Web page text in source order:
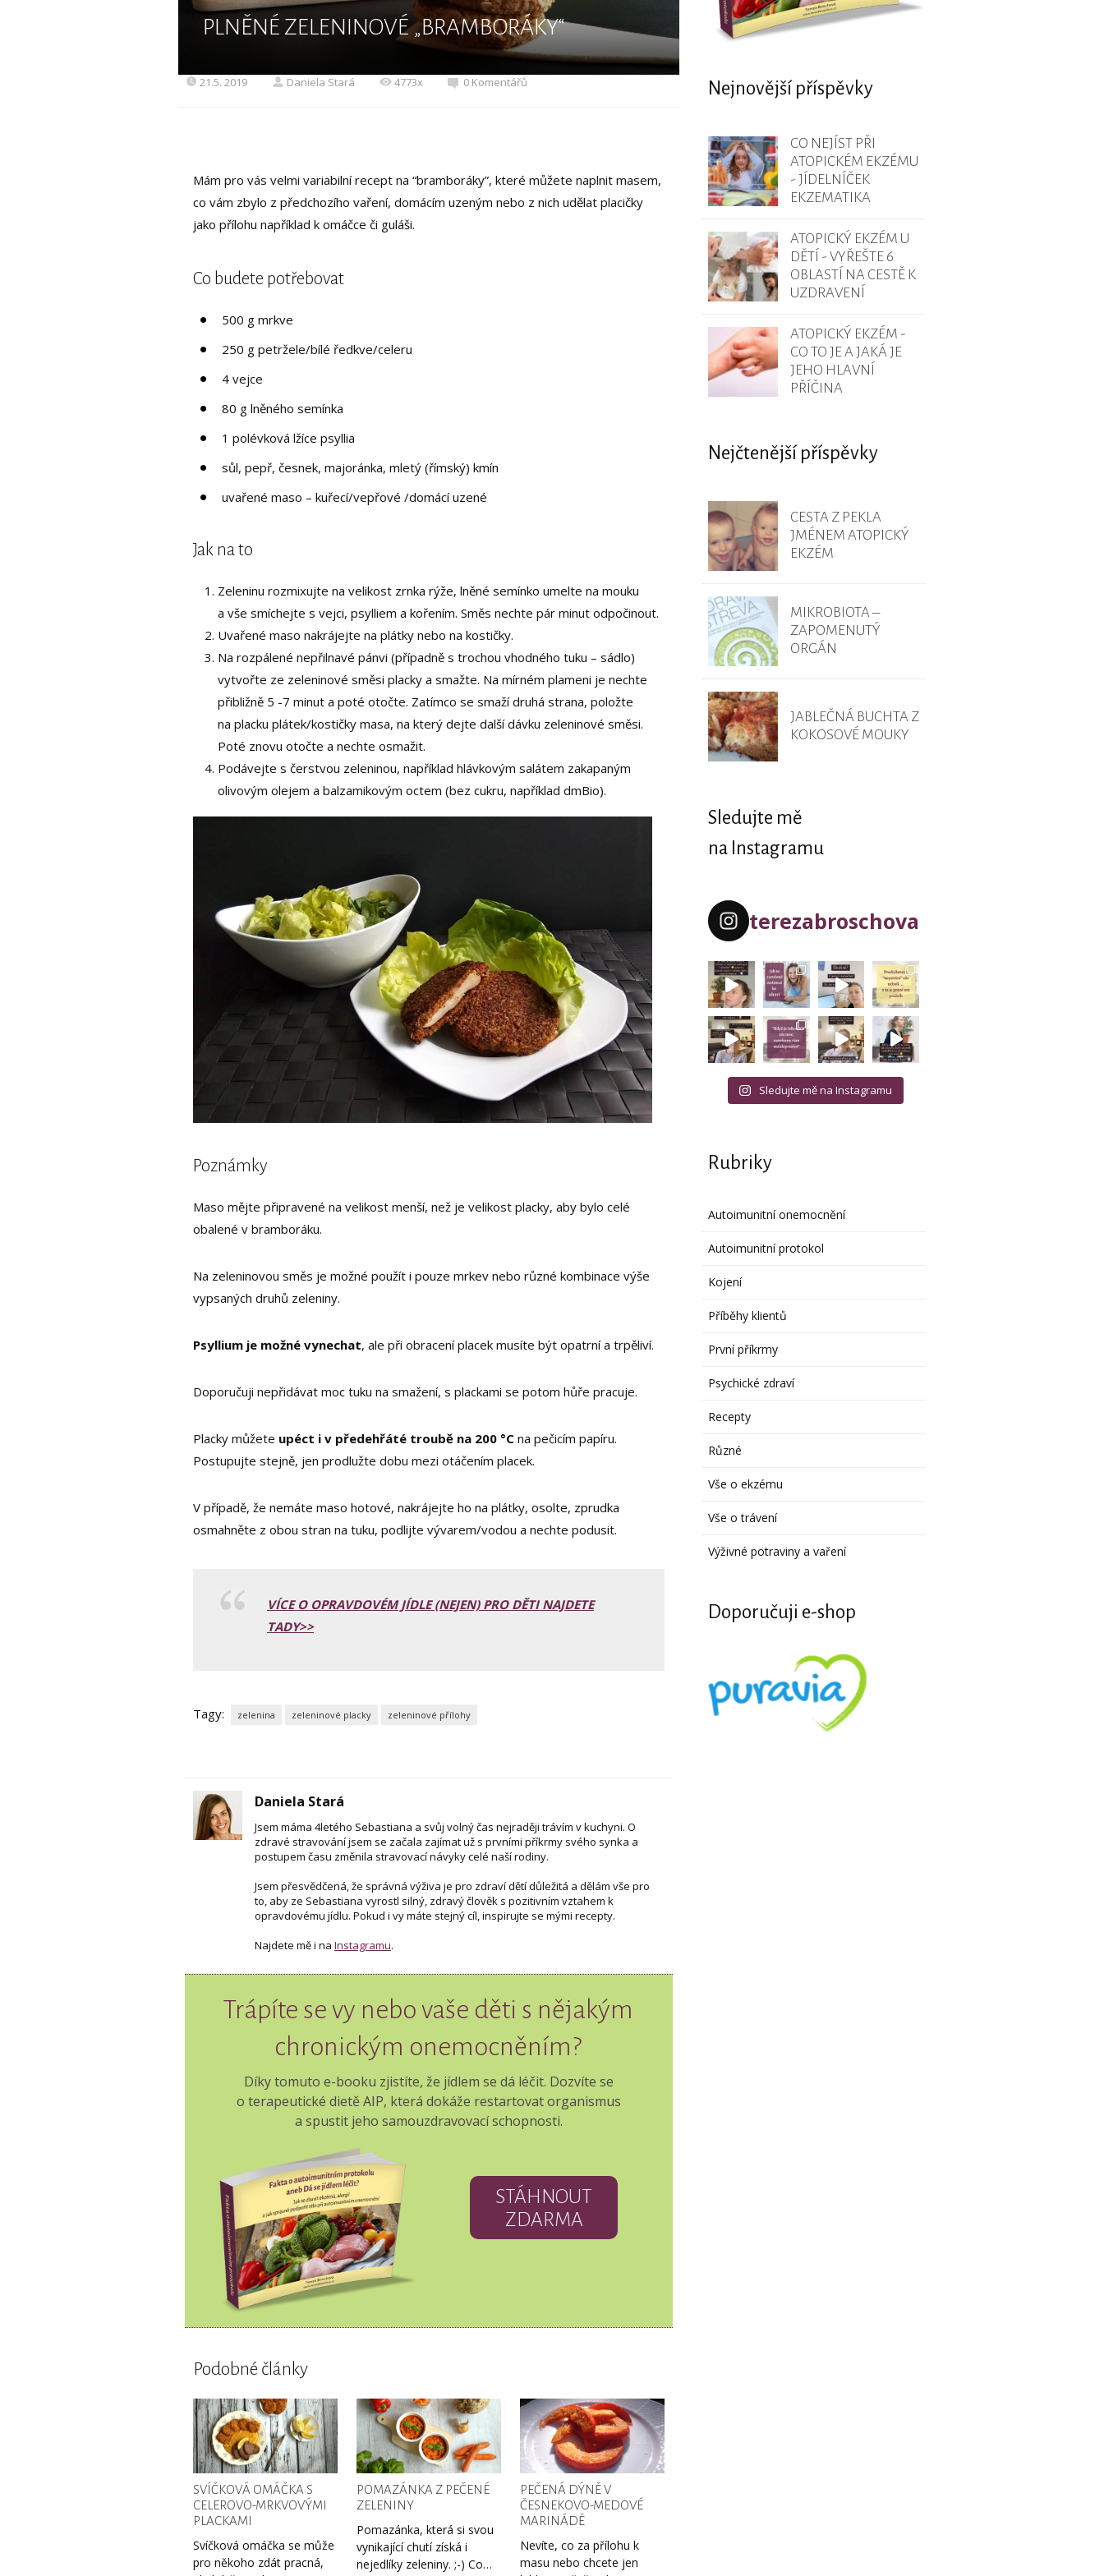
PLNĚNÉ ZELENINOVÉ „BRAMBORÁKY“
21.5. 2019 Daniela Stará 4773x 0 Komentářů
Mám pro vás velmi variabilní recept na “bramboráky”, které můžete naplnit masem,
co vám zbylo z předchozího vaření, domácím uzeným nebo z nich udělat placičky
jako přílohu například k omáčce či guláši.
Co budete potřebovat
500 g mrkve
250 g petržele/bílé ředkve/celeru
4 vejce
80 g lněného semínka
1 polévková lžíce psyllia
sůl, pepř, česnek, majoránka, mletý (římský) kmín
uvařené maso – kuřecí/vepřové /domácí uzené
Jak na to
Zeleninu rozmixujte na velikost zrnka rýže, lněné semínko umelte na mouku
a vše smíchejte s vejci, psylliem a kořením. Směs nechte pár minut odpočinout.
Uvařené maso nakrájejte na plátky nebo na kostičky.
Na rozpálené nepřilnavé pánvi (případně s trochou vhodného tuku – sádlo)
vytvořte ze zeleninové směsi placky a smažte. Na mírném plameni je nechte
přibližně 5 -7 minut a poté otočte. Zatímco se smaží druhá strana, položte
na placku plátek/kostičky masa, na který dejte další dávku zeleninové směsi.
Poté znovu otočte a nechte osmažit.
Podávejte s čerstvou zeleninou, například hlávkovým salátem zakapaným
olivovým olejem a balzamikovým octem (bez cukru, například dmBio).
Poznámky
Maso mějte připravené na velikost menší, než je velikost placky, aby bylo celé
obalené v bramboráku.
Na zeleninovou směs je možné použít i pouze mrkev nebo různé kombinace výše
vypsaných druhů zeleniny.
Psyllium je možné vynechat, ale při obracení placek musíte být opatrní a trpěliví.
Doporučuji nepřidávat moc tuku na smažení, s plackami se potom hůře pracuje.
Placky můžete upéct i v předehřáté troubě na 200 °C na pečicím papíru.
Postupujte stejně, jen prodlužte dobu mezi otáčením placek.
V případě, že nemáte maso hotové, nakrájejte ho na plátky, osolte, zprudka
osmahněte z obou stran na tuku, podlijte vývarem/vodou a nechte podusit.
VÍCE O OPRAVDOVÉM JÍDLE (NEJEN) PRO DĚTI NAJDETE
TADY>>
Tagy: zelenina zeleninové placky zeleninové přílohy
Daniela Stará
Jsem máma 4letého Sebastiana a svůj volný čas nejraději trávím v kuchyni. O
zdravé stravování jsem se začala zajímat už s prvními příkrmy svého synka a
postupem času změnila stravovací návyky celé naší rodiny.
Jsem přesvědčená, že správná výživa je pro zdraví dětí důležitá a dělám vše pro
to, aby ze Sebastiana vyrostl silný, zdravý člověk s pozitivním vztahem k
opravdovému jídlu. Pokud i vy máte stejný cíl, inspirujte se mými recepty.
Najdete mě i na Instagramu.
Trápíte se vy nebo vaše děti s nějakým
chronickým onemocněním?
Díky tomuto e-booku zjistíte, že jídlem se dá léčit. Dozvíte se
o terapeutické dietě AIP, která dokáže restartovat organismus
a spustit jeho samouzdravovací schopnosti.
STÁHNOUT
ZDARMA
Podobné články
SVÍČKOVÁ OMÁČKA S
CELEROVO-MRKVOVÝMI
PLACKAMI
Svíčková omáčka se může
pro někoho zdát pracná,
POMAZÁNKA Z PEČENÉ
ZELENINY
Pomazánka, která si svou
vynikající chutí získá i
nejedlíky zeleniny. ;-) Co…
PEČENÁ DÝNĚ V
ČESNEKOVO-MEDOVÉ
MARINÁDĚ
Nevíte, co za přílohu k
masu nebo chcete jen
Nejnovější příspěvky
CO NEJÍST PŘI
ATOPICKÉM EKZÉMU
- JÍDELNÍČEK
EKZEMATIKA
ATOPICKÝ EKZÉM U
DĚTÍ - VYŘEŠTE 6
OBLASTÍ NA CESTĚ K
UZDRAVENÍ
ATOPICKÝ EKZÉM -
CO TO JE A JAKÁ JE
JEHO HLAVNÍ
PŘÍČINA
Nejčtenější příspěvky
CESTA Z PEKLA
JMÉNEM ATOPICKÝ
EKZÉM
MIKROBIOTA –
ZAPOMENUTÝ
ORGÁN
JABLEČNÁ BUCHTA Z
KOKOSOVÉ MOUKY
Sledujte mě
na Instagramu
terezabroschova
Sledujte mě na Instagramu
Rubriky
Autoimunitní onemocnění
Autoimunitní protokol
Kojení
Příběhy klientů
První příkrmy
Psychické zdraví
Recepty
Různé
Vše o ekzému
Vše o trávení
Výživné potraviny a vaření
Doporučuji e-shop